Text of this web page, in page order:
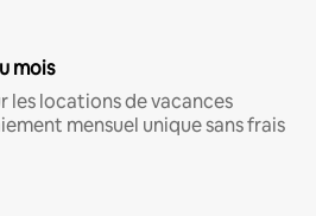
mois
les locations de vacances
mensuel unique sans frais